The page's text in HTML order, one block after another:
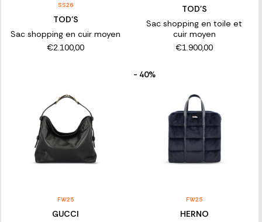
SS26
TOD'S
Sac shopping en cuir moyen
€2.100,00
TOD'S
Sac shopping en toile et
cuir moyen
€1.900,00
FW25
GUCCI
- 40%
FW25
HERNO